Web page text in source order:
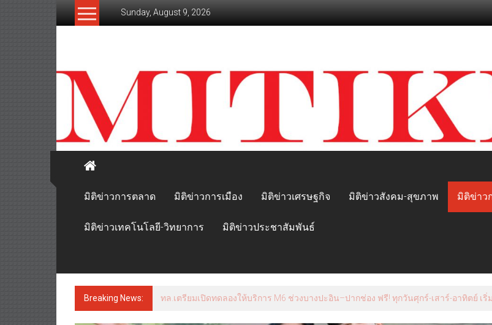
Sunday, August 9, 2026
สะท้อน
ลึก
ทุก
เหลี่ยม
มุม
เศรษฐกิจ-
การเมือง-
สังคม
มิติข่าวการตลาด
มิติข่าวการเมือง มิติข่าวเศรษฐกิจ มิติข่าวสังคม-สุขภาพ มิติข่าว
มิติข่าวเทคโนโลยี-วิทยาการ มิติข่าวประชาสัมพันธ์
Breaking News: ทล.เตรียมเปิดทดลองให้บริการ M6 ช่วงบางปะอิน–ปากช่อง ฟรี! ทุกวันศุกร์-เสาร์-อาทิตย์ เ